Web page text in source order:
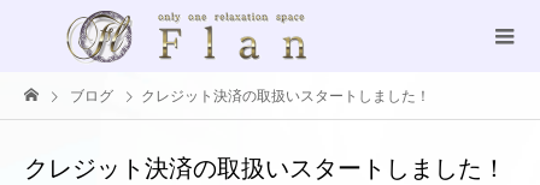
ブログ クレジット決済の取扱いスタートしました！
クレジット決済の取扱いスタートしました！